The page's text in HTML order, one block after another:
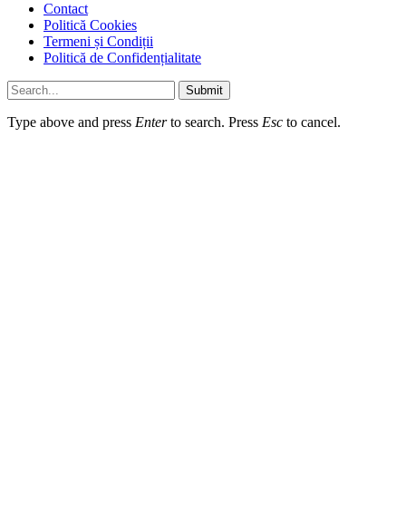
Contact
Politică Cookies
Termeni și Condiții
Politică de Confidențialitate
Submit
Type above and press Enterto search. Press Esc to cancel.